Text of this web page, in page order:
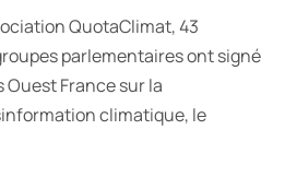
QuotaClimat, 43
parlementaires ont signé
France sur la
climatique, le